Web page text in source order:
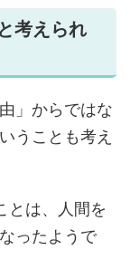
考えられ
」からではな
うことも考え
とは、人間を
ったようで